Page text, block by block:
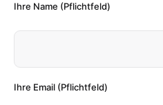
Ihre Name (Pflichtfeld)
Ihre Email (Pflichtfeld)